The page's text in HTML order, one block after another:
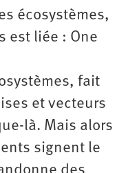
écosystèmes,
est liée : One
fait
et vecteurs
là. Mais alors
signent le